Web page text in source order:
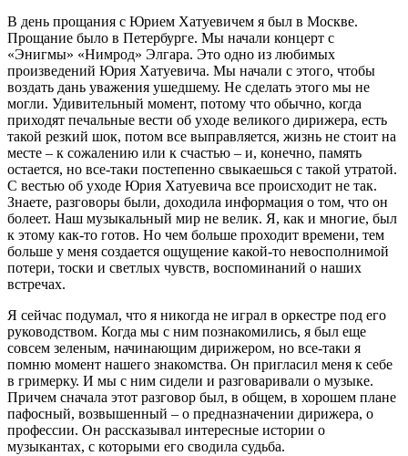
В день прощания с Юрием Хатуевичем я был в Москве.
Прощание было в Петербурге. Мы начали концерт с
«Энигмы» «Нимрод» Элгара. Это одно из любимых
произведений Юрия Хатуевича. Мы начали с этого, чтобы
воздать дань уважения ушедшему. Не сделать этого мы не
могли. Удивительный момент, потому что обычно, когда
приходят печальные вести об уходе великого дирижера, есть
такой резкий шок, потом все выправляется, жизнь не стоит на
месте – к сожалению или к счастью – и, конечно, память
остается, но все-таки постепенно свыкаешься с такой утратой.
С вестью об уходе Юрия Хатуевича все происходит не так.
Знаете, разговоры были, доходила информация о том, что он
болеет. Наш музыкальный мир не велик. Я, как и многие, был
к этому как-то готов. Но чем больше проходит времени, тем
больше у меня создается ощущение какой-то невосполнимой
потери, тоски и светлых чувств, воспоминаний о наших
встречах.
Я сейчас подумал, что я никогда не играл в оркестре под его
руководством. Когда мы с ним познакомились, я был еще
совсем зеленым, начинающим дирижером, но все-таки я
помню момент нашего знакомства. Он пригласил меня к себе
в гримерку. И мы с ним сидели и разговаривали о музыке.
Причем сначала этот разговор был, в общем, в хорошем плане
пафосный, возвышенный – о предназначении дирижера, о
профессии. Он рассказывал интересные истории о
музыкантах, с которыми его сводила судьба.